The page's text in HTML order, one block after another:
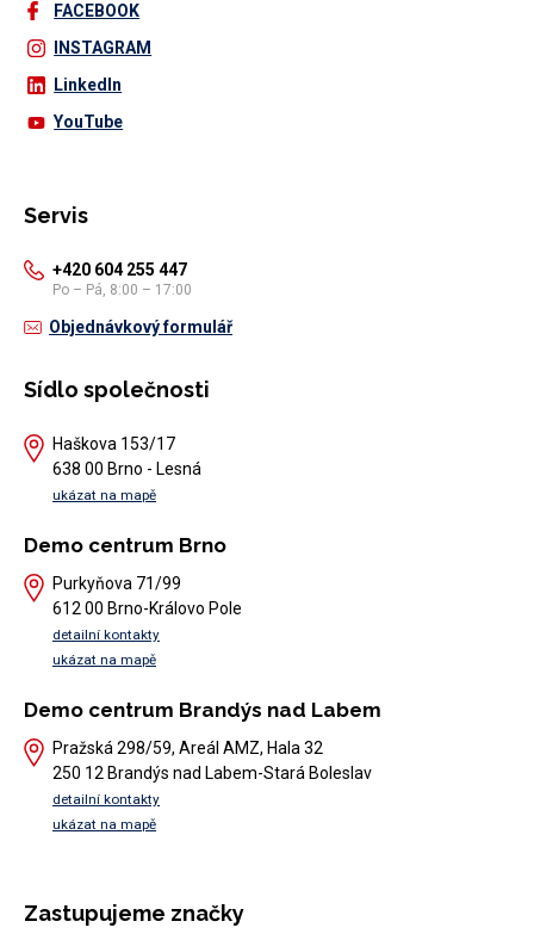
FACEBOOK
INSTAGRAM
LinkedIn
YouTube
Servis
+420 604 255 447
Po – Pá, 8:00 – 17:00
Objednávkový formulář
Sídlo společnosti
Haškova 153/17
638 00 Brno - Lesná
ukázat na mapě
Demo centrum Brno
Purkyňova 71/99
612 00 Brno-Královo Pole
detailní kontakty
ukázat na mapě
Demo centrum Brandýs nad Labem
Pražská 298/59, Areál AMZ, Hala 32
250 12 Brandýs nad Labem-Stará Boleslav
detailní kontakty
ukázat na mapě
Zastupujeme značky